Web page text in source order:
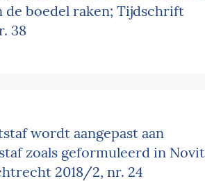
de boedel raken; Tijdschrift
38
wordt aangepast aan
zoals geformuleerd in
2018/2, nr. 24